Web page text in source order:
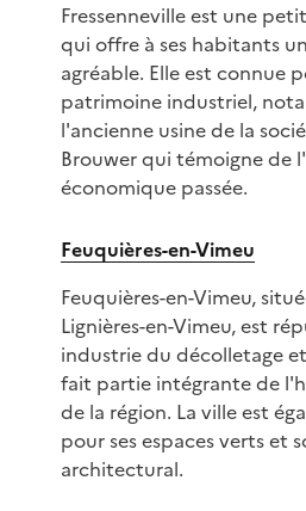
Fressenneville est une
qui offre à ses habitants
agréable. Elle est connue
patrimoine industriel,
l'ancienne usine de la
Brouwer qui témoigne de
économique passée.
Feuquières-en-Vimeu
Feuquières-en-Vimeu,
Lignières-en-Vimeu, est
industrie du décolletage
fait partie intégrante de
de la région. La ville est
pour ses espaces verts et
architectural.